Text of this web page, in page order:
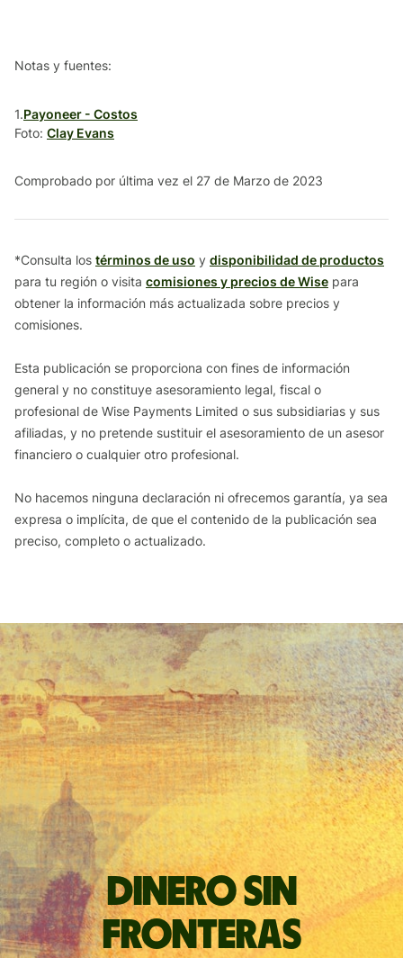
Notas y fuentes:
1.Payoneer - Costos
Foto: Clay Evans
Comprobado por última vez el 27 de Marzo de 2023
*Consulta los términos de uso y disponibilidad de productos
para tu región o visita comisiones y precios de Wise para
obtener la información más actualizada sobre precios y
comisiones.
Esta publicación se proporciona con fines de información
general y no constituye asesoramiento legal, fiscal o
profesional de Wise Payments Limited o sus subsidiarias y sus
afiliadas, y no pretende sustituir el asesoramiento de un asesor
financiero o cualquier otro profesional.
No hacemos ninguna declaración ni ofrecemos garantía, ya sea
expresa o implícita, de que el contenido de la publicación sea
preciso, completo o actualizado.
Dinero sin
fronteras